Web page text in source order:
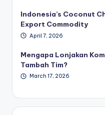
Indonesia’s Coconut
Export Commodity
April 7, 2026
Mengapa Lonjakan
Tambah Tim?
March 17, 2026